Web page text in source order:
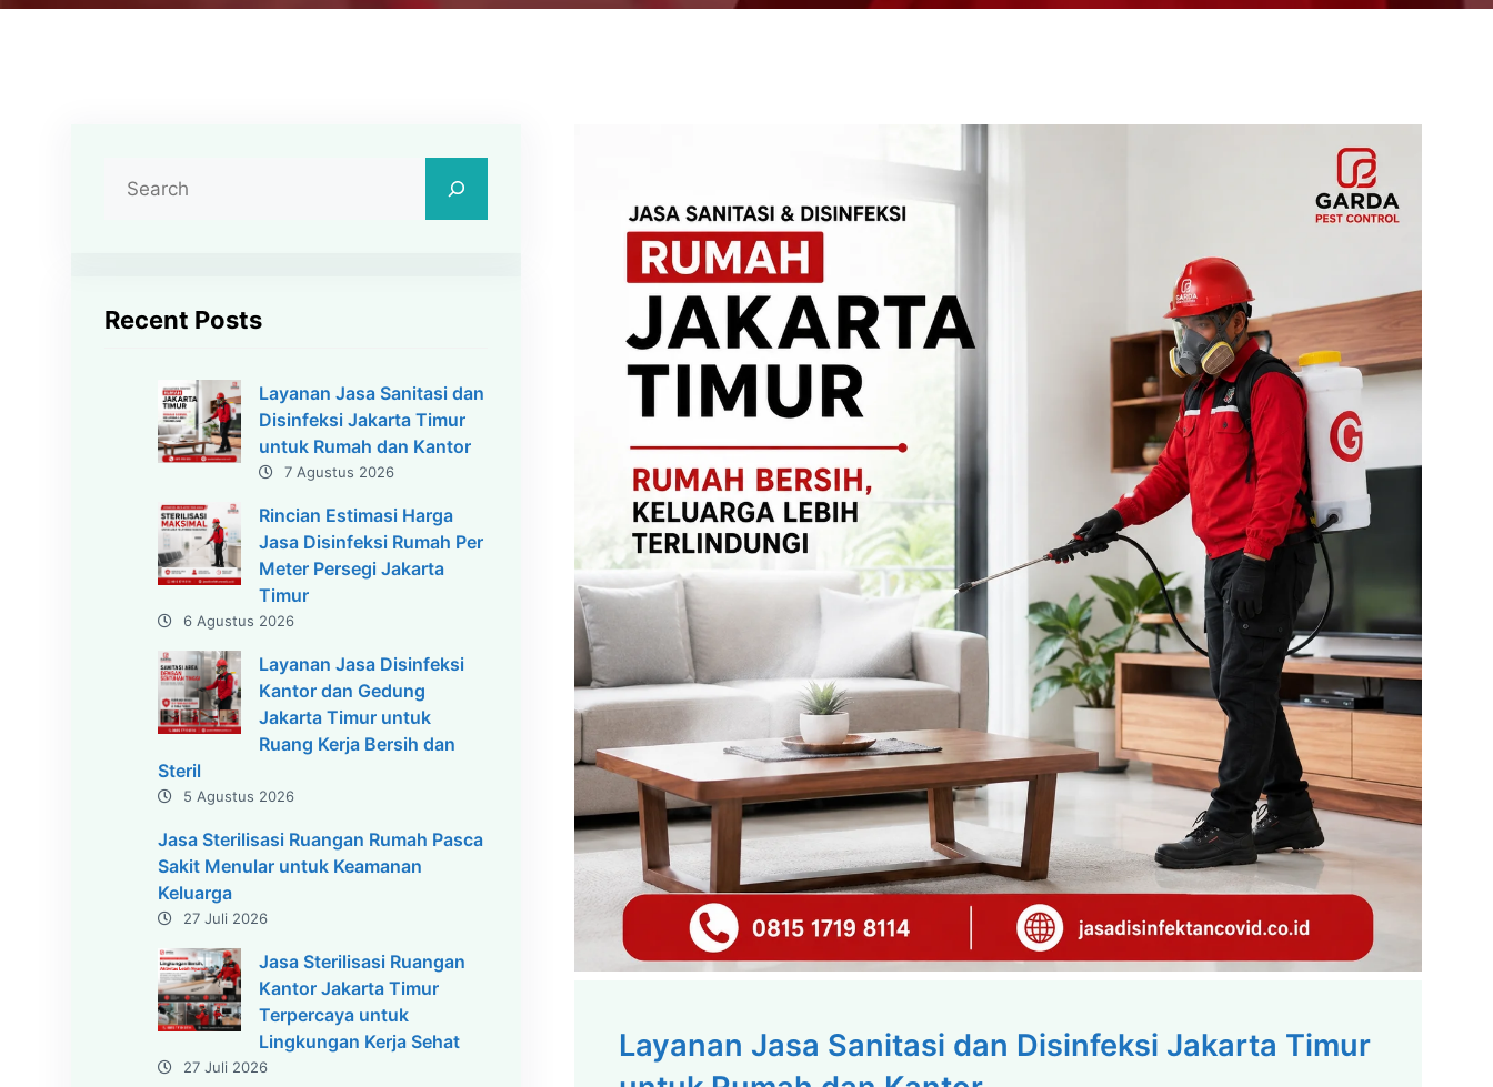
Recent Posts
Layanan Jasa Sanitasi dan
Disinfeksi Jakarta Timur
untuk Rumah dan Kantor
7 Agustus 2026
Rincian Estimasi Harga
Jasa Disinfeksi Rumah Per
Meter Persegi Jakarta
Timur
6 Agustus 2026
Layanan Jasa Disinfeksi
Kantor dan Gedung
Jakarta Timur untuk
Ruang Kerja Bersih dan
Steril
5 Agustus 2026
Jasa Sterilisasi Ruangan Rumah Pasca
Sakit Menular untuk Keamanan
Keluarga
27 Juli 2026
Jasa Sterilisasi Ruangan
Kantor Jakarta Timur
Terpercaya untuk
Lingkungan Kerja Sehat
27 Juli 2026
Layanan Jasa Sanitasi dan Disinfeksi Jakarta Timur